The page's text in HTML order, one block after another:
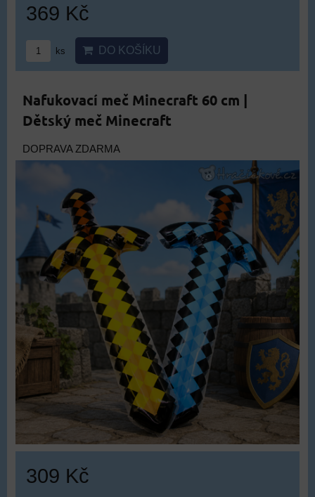
369 Kč
ks DO KOŠÍKU
Nafukovací meč Minecraft 60 cm |
Dětský meč Minecraft
DOPRAVA ZDARMA
309 Kč